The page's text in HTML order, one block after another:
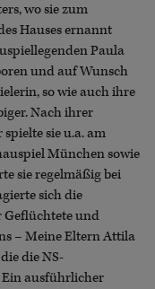
wo sie zum
Hauses ernannt
Paula
und auf Wunsch
so wie auch ihre
Nach ihrer
sie u.a. am
München sowie
sie regelmäßig bei
sich die
Geflüchtete und
– Meine Eltern Attila
die NS-
ausführlicher